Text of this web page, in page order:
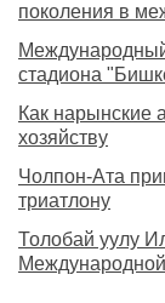
поколения в
стадиона
Как нарынские
хозяйству
Чолпон-Ата
триатлону
Толобай уулу